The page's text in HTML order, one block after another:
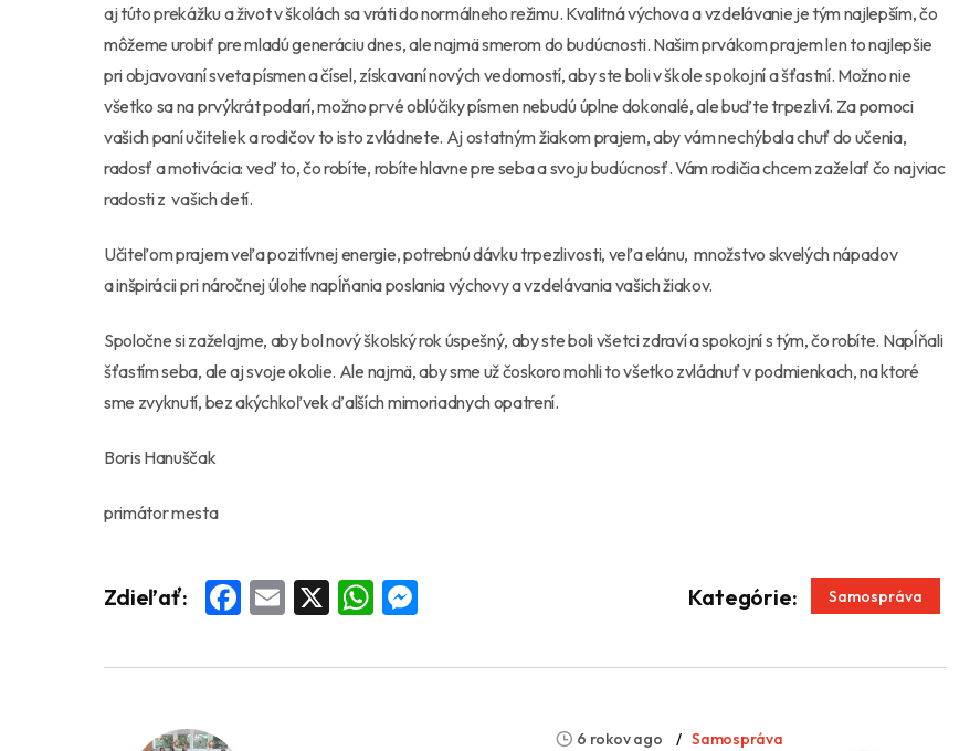
aj túto prekážku a život v školách sa vráti do normálneho režimu. Kvalitná výchova a vzdelávanie je tým najlepším, čo
môžeme urobiť pre mladú generáciu dnes, ale najmä smerom do budúcnosti. Našim prvákom prajem len to najlepšie
pri objavovaní sveta písmen a čísel, získavaní nových vedomostí, aby ste boli v škole spokojní a šťastní. Možno nie
všetko sa na prvýkrát podarí, možno prvé oblúčiky písmen nebudú úplne dokonalé, ale buďte trpezliví. Za pomoci
vašich paní učiteliek a rodičov to isto zvládnete. Aj ostatným žiakom prajem, aby vám nechýbala chuť do učenia,
radosť a motivácia: veď to, čo robíte, robíte hlavne pre seba a svoju budúcnosť. Vám rodičia chcem zaželať čo najviac
radosti z vašich detí.
Učiteľom prajem veľa pozitívnej energie, potrebnú dávku trpezlivosti, veľa elánu, množstvo skvelých nápadov
a inšpirácii pri náročnej úlohe napĺňania poslania výchovy a vzdelávania vašich žiakov.
Spoločne si zaželajme, aby bol nový školský rok úspešný, aby ste boli všetci zdraví a spokojní s tým, čo robíte. Napĺňali
šťastím seba, ale aj svoje okolie. Ale najmä, aby sme už čoskoro mohli to všetko zvládnuť v podmienkach, na ktoré
sme zvyknutí, bez akýchkoľvek ďalších mimoriadnych opatrení.
Boris Hanuščak
primátor mesta
Zdieľať: Facebook
Email
X WhatsApp
Messenger Kategórie: Samospráva
6 rokov ago Samospráva